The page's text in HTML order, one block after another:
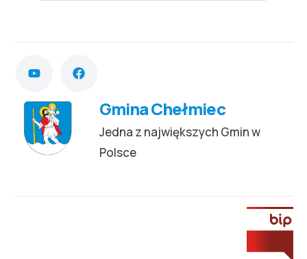
Gmina Chełmiec
Jedna z największych Gmin w
Polsce